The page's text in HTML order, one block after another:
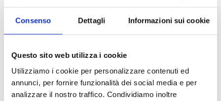
Consenso Dettagli Informazioni sui cookie
Questo sito web utilizza i cookie
Utilizziamo i cookie per personalizzare contenuti ed
annunci, per fornire funzionalità dei social media e per
analizzare il nostro traffico. Condividiamo inoltre
Interessieren Sie sich für dieses
Produkt?